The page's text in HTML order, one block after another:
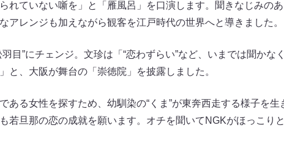
れていない噺を」と「雁風呂」を口演します。聞きなじみの
アレンジも加えながら観客を江戸時代の世界へと導きました。
目”にチェンジ。文珍は「“恋わずらい”など、いまでは聞かな
と、大阪が舞台の「崇徳院」を披露しました。
ある女性を探すため、幼馴染の“くま”が東奔西走する様子を
若旦那の恋の成就を願います。オチを聞いてNGKがほっこり